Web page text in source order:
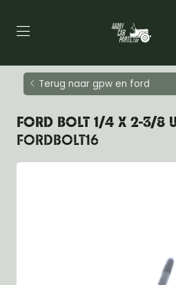
Terug naar gpw en ford
FORD BOLT 1/4 X 2-3/8
FORDBOLT16